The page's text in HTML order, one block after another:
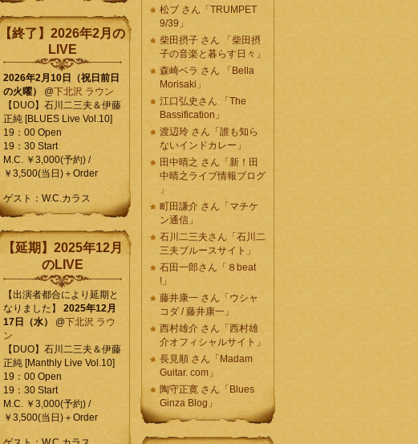
【終了】2026年2月の
LIVE
2026年2月10日（祝日前日
の火曜）
@下北沢 ラウン
【DUO】石川二三夫＆伊藤
正純 [BLUES Live Vol.10]
19：00 Open
19：30 Start
M.C. ￥3,000(予約) /
￥3,500(当日)＋Order
ゲスト：W.C.カラス
【延期】2025年12月
のLIVE
【出演者都合により延期と
なりました】 2025年12月
17日（水）
@下北沢 ラウ
ン
【DUO】石川二三夫＆伊藤
正純 [Manthly Live Vol.10]
19：00 Open
19：30 Start
M.C. ￥3,000(予約) /
￥3,500(当日)＋Order
松ブ さん「TRUMPET
9/39」
柴田摂子 さん 「柴田摂
子の音楽と暮らす日々」
森崎ベラ さん 「Bella
Morisaki」
江口弘史さん 「The
Bassification」
渡辺玲 さん「誰も知ら
ないインドカレー」
田中晴之 さん「新！田
中晴之ライブ情報ブログ
」
町田謙介 さん「マチケ
ン通信」
石川二三夫さん「石川二
三夫ブルースサイト」
石田一郎さん「８beat
!」
藤井康一 さん「ウシャ
コダ / 藤井康一」
西村雄介 さん「西村雄
介オフィシャルサイト」
長見順 さん「Madam
Guitar. com」
陶守正寛 さん「Blues
Ginza Blog」